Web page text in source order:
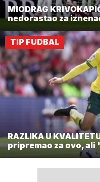
MIODRAG
nedorastao za
TIP FUDBAL
RAZLIKA U
pripremao za ovo,